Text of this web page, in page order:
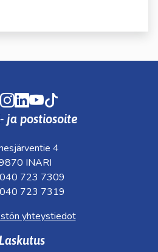
Facebook
Instagram
LinkedIn
Youtube
ja postiosoite
4
INARI
040 723 7309
040 723 7319
yhteystiedot
Laskutus